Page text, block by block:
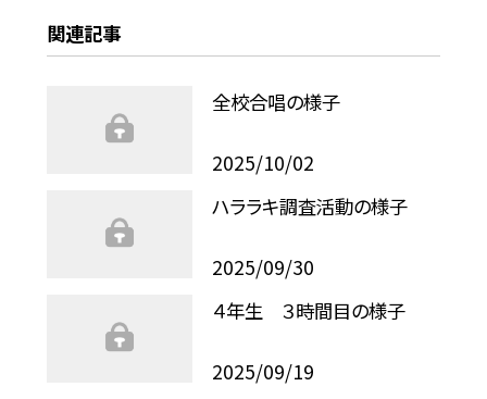
関連記事
全校合唱の様子
2025/10/02
ハララキ調査活動の様子
2025/09/30
４年生 ３時間目の様子
2025/09/19